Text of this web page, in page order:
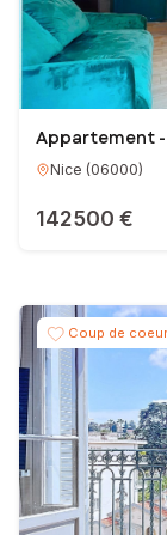
Appartement -
Nice (06000)
142 500 €
Coup de coeur